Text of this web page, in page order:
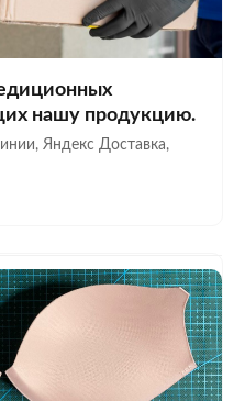
нашу продукцию.
Яндекс Доставка,